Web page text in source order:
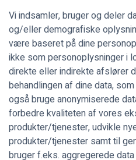
Vi indsamler, bruger og deler
og/eller demografiske
være baseret på dine
ikke som personoplysninger i
direkte eller indirekte afslører
behandlingen af dine data,
også bruge anonymiserede
forbedre kvaliteten af vores
produkter/tjenester, udvikle
produkter/tjenester samt til
bruger f.eks. aggregerede